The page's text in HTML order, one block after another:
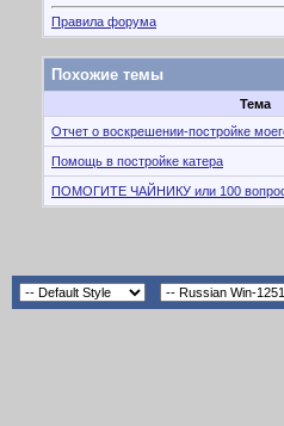
Правила форума
Похожие темы
Тема
Отчет о воскрешении-постройке
Помощь в постройке катера
ПОМОГИТЕ ЧАЙНИКУ или 100